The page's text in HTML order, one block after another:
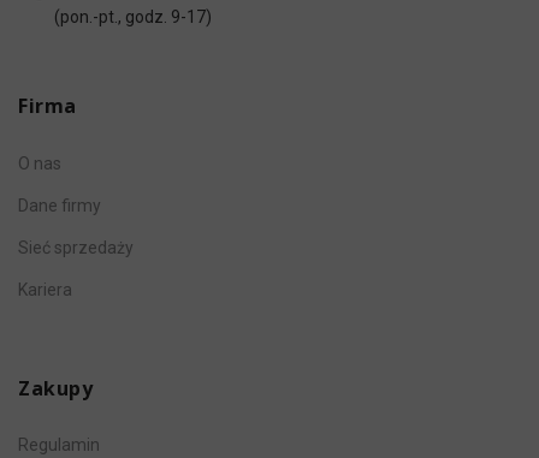
(pon.-pt., godz. 9-17)
Firma
O nas
Dane firmy
Sieć sprzedaży
Kariera
Zakupy
Regulamin